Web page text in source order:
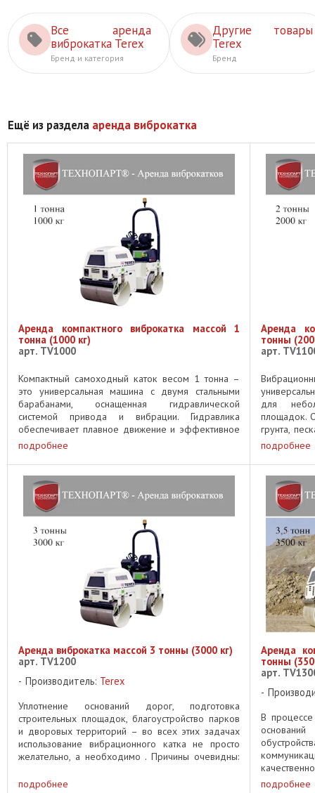
Все аренда
виброкатка Terex
Бренд и категория
Другие товары
Terex
Бренд
Ещё из раздела аренда виброкатка
Аренда компактного виброкатка массой 1
тонна (1000 кг)
арт. TV1000
Компактный самоходный каток весом 1 тонна –
это универсальная машина с двумя стальными
барабанами, оснащенная гидравлической
системой привода и вибрации. Гидравлика
обеспечивает плавное движение и эффективное
уплотнение, работая одновременно на двух ...
подробнее
Аренда
тонны
арт.
для
площадок.
грунта,
может
подробнее
Аренда виброкатка массой 3 тонны (3000 кг)
арт. TV1200
Производитель: Terex
Уплотнение оснований дорог, подготовка
строительных площадок, благоустройство парков
и дворовых территорий – во всех этих задачах
использование вибрационного катка не просто
желательно, а необходимо . Причины очевидны:
подробнее
Аренда
тонны
арт.
В процессе
этих задач
подробнее